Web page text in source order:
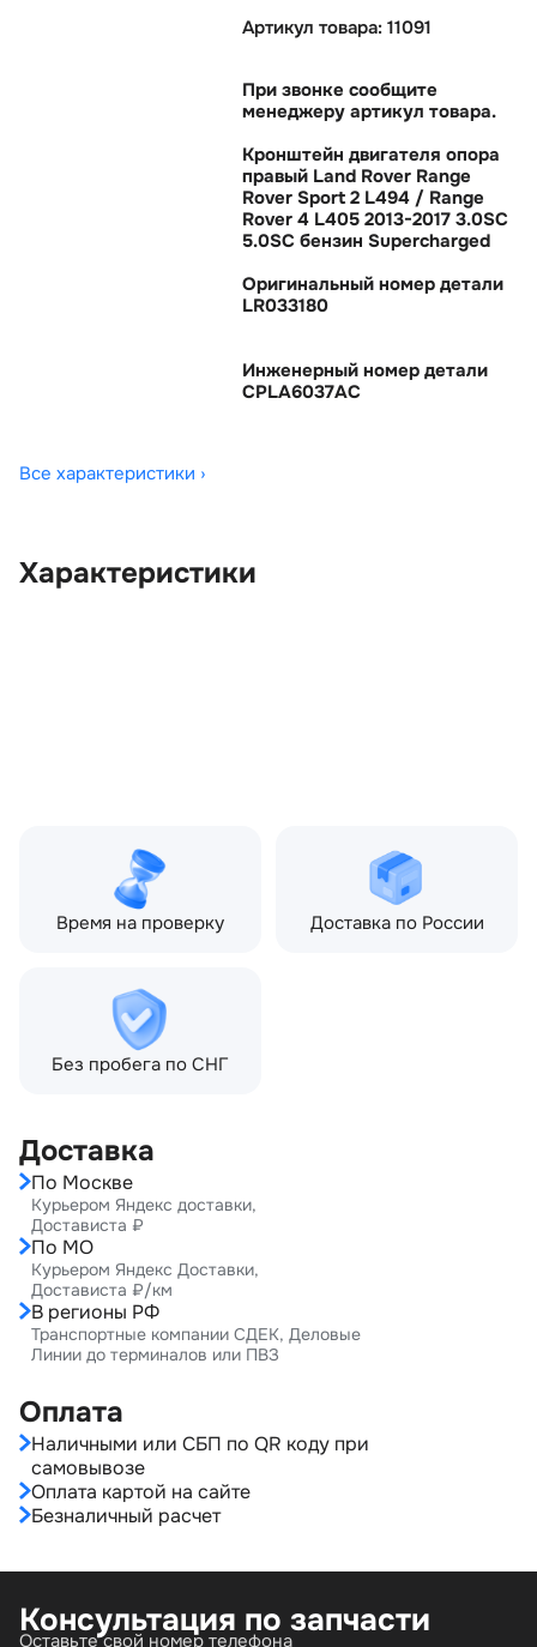
Артикул товара: 11091
При звонке сообщите
менеджеру артикул товара.
Кронштейн двигателя опора
правый Land Rover Range
Rover Sport 2 L494 / Range
Rover 4 L405 2013-2017 3.0SC
5.0SC бензин Supercharged
Оригинальный номер детали
LR033180
Инженерный номер детали
CPLA6037AC
Все характеристики ›
Характеристики
Время на проверку Доставка по России
Без пробега по СНГ
Доставка
По Москве
Курьером Яндекс доставки,
Достависта ₽
По МО
Курьером Яндекс Доставки,
Достависта ₽/км
В регионы РФ
Транспортные компании СДЕК, Деловые
Линии до терминалов или ПВЗ
Оплата
Наличными или СБП по QR коду при
самовывозе
Оплата картой на сайте
Безналичный расчет
Консультация по запчасти
Оставьте свой номер телефона